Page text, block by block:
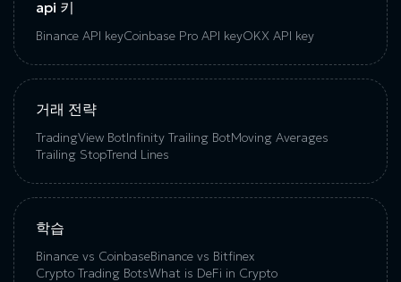
api 키
Binance API keyCoinbase Pro API keyOKX API key
거래 전략
TradingView BotInfinity Trailing BotMoving Averages
Trailing StopTrend Lines
학습
Binance vs CoinbaseBinance vs Bitfinex
Crypto Trading BotsWhat is DeFi in Crypto